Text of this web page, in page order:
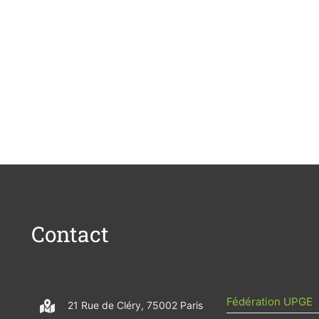
Contact
21 Rue de Cléry, 75002 Paris Fédération UPGE